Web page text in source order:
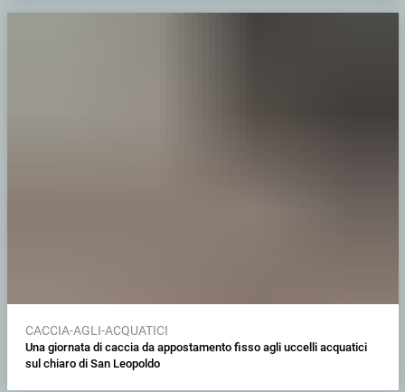
CACCIA-AGLI-ACQUATICI
Una giornata di caccia da appostamento fisso agli uccelli acquatici
sul chiaro di San Leopoldo